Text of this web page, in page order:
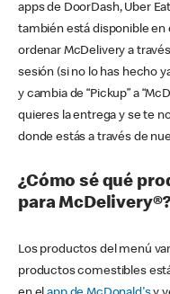
apps de DoorDash, Uber
también está disponible en
ordenar McDelivery a
sesión (si no lo has hecho
y cambia de “Pickup” a
quieres la entrega y se te
donde estás a través de
¿Cómo sé qué
para
Los productos del menú
productos comestibles